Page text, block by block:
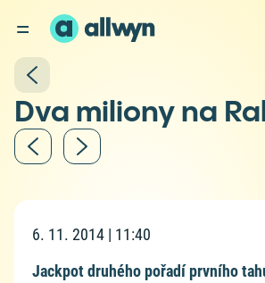
Dva miliony na
6. 11. 2014 | 11:40
Jackpot druhého pořadí prvního